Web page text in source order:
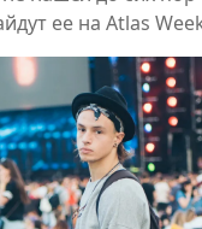
ее на Atlas